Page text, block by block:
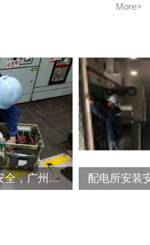
More>
配电室施工安装安全安全，广州荔湾航空航天工程安全化配电室变压器检修服务案例